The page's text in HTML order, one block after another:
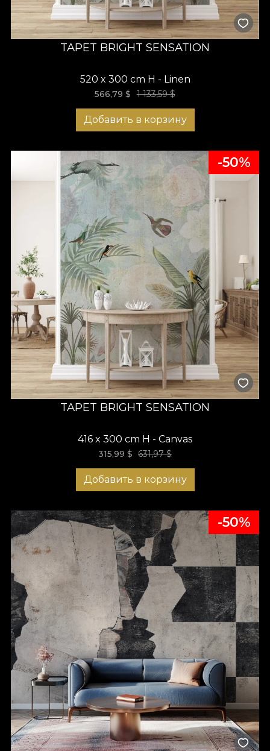
TAPET BRIGHT SENSATION
520 x 300 cm H - Linen
566,79$ 1 133,59 $
Добавить в корзину
-50%
TAPET BRIGHT SENSATION
416 x 300 cm H - Canvas
315,99 $ 631,97$
Добавить в корзину
-50%